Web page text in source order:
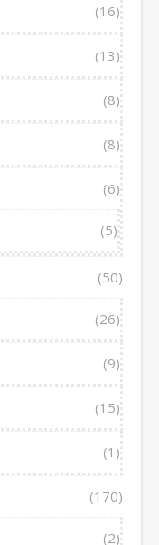
(16)
(13)
(8)
(8)
(6)
(5)
(50)
(26)
(9)
(15)
(1)
(170)
(2)